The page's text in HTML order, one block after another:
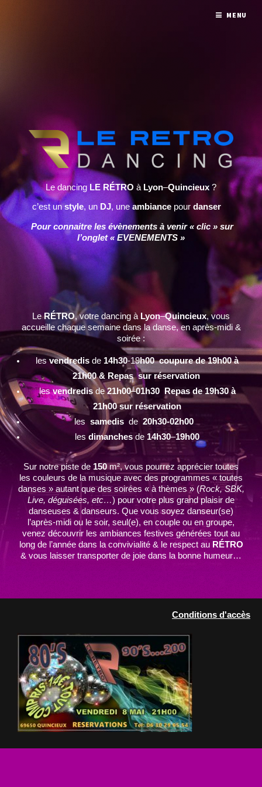
Le dancing LE RÉTRO à Lyon–Quincieux ?
c’est unstyle, un DJ, une ambiancepour danser
Pour connaitre les évènements à venir « clic » sur
l’onglet « EVENEMENTS »
LeRÉTRO, votre dancing à Lyon–Quincieux, vous
accueille chaque semaine dans la danse, en après-midi &
soirée :
lesvendredis de 14h30-19h00 coupure de 19h00 à
21h00 & Repas sur réservation
lesvendredisde21h00–01h30 Repas de 19h30 à
21h00 sur réservation
les samedis de20h30-02h00
les dimanches de 14h30–19h00
Sur notre piste de 150 m², vous pourrez apprécier toutes
les couleurs de la musique avec des programmes « toutes
danses » autant que des soirées « à thèmes » (Rock, SBK,
Live, déguisées, etc…) pour votre plus grand plaisir de
danseuses & danseurs. Que vous soyez danseur(se)
l’après-midi ou le soir, seul(e), en couple ou en groupe,
venez découvrir les ambiances festives générées tout au
long de l’année dans la convivialité & le respect au RÉTRO
& vous laisser transporter de joie dans la bonne humeur…
Conditions d'accès
MENU